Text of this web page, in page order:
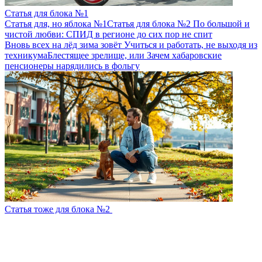
Статья для блока №1
Статья для, но яблока №1Статья для блока №2 По большой и
чистой любви: СПИД в регионе до сих пор не спит
Вновь всех на лёд зима зовёт Учиться и работать, не выходя из
техникумаБлестящее зрелище, или Зачем хабаровские
пенсионеры нарядились в фольгу
Статья тоже для блока №2